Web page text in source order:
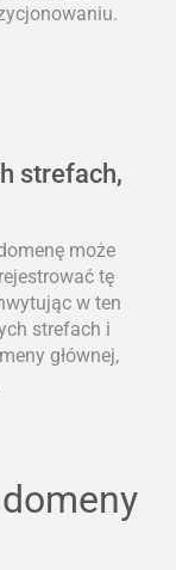
strefach,
może
tę
w ten
strefach i
głównej,